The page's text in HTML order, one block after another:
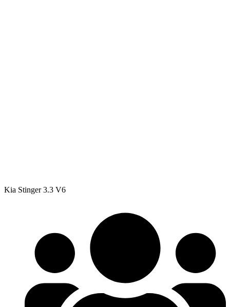
Kia Stinger 3.3 V6